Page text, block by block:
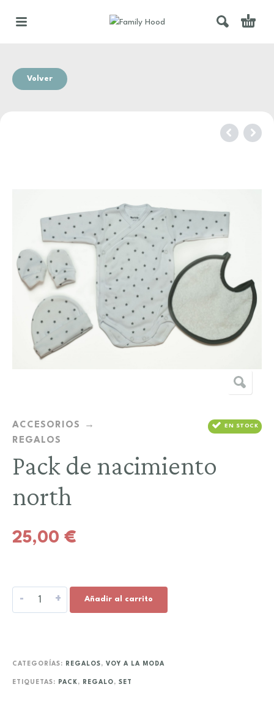
Volver
ACCESORIOS
REGALOS
EN STOCK
Pack de nacimiento
north
25,00 €
- + Añadir al carrito
CATEGORÍAS: REGALOS , VOY A LA MODA
ETIQUETAS: PACK , REGALO , SET